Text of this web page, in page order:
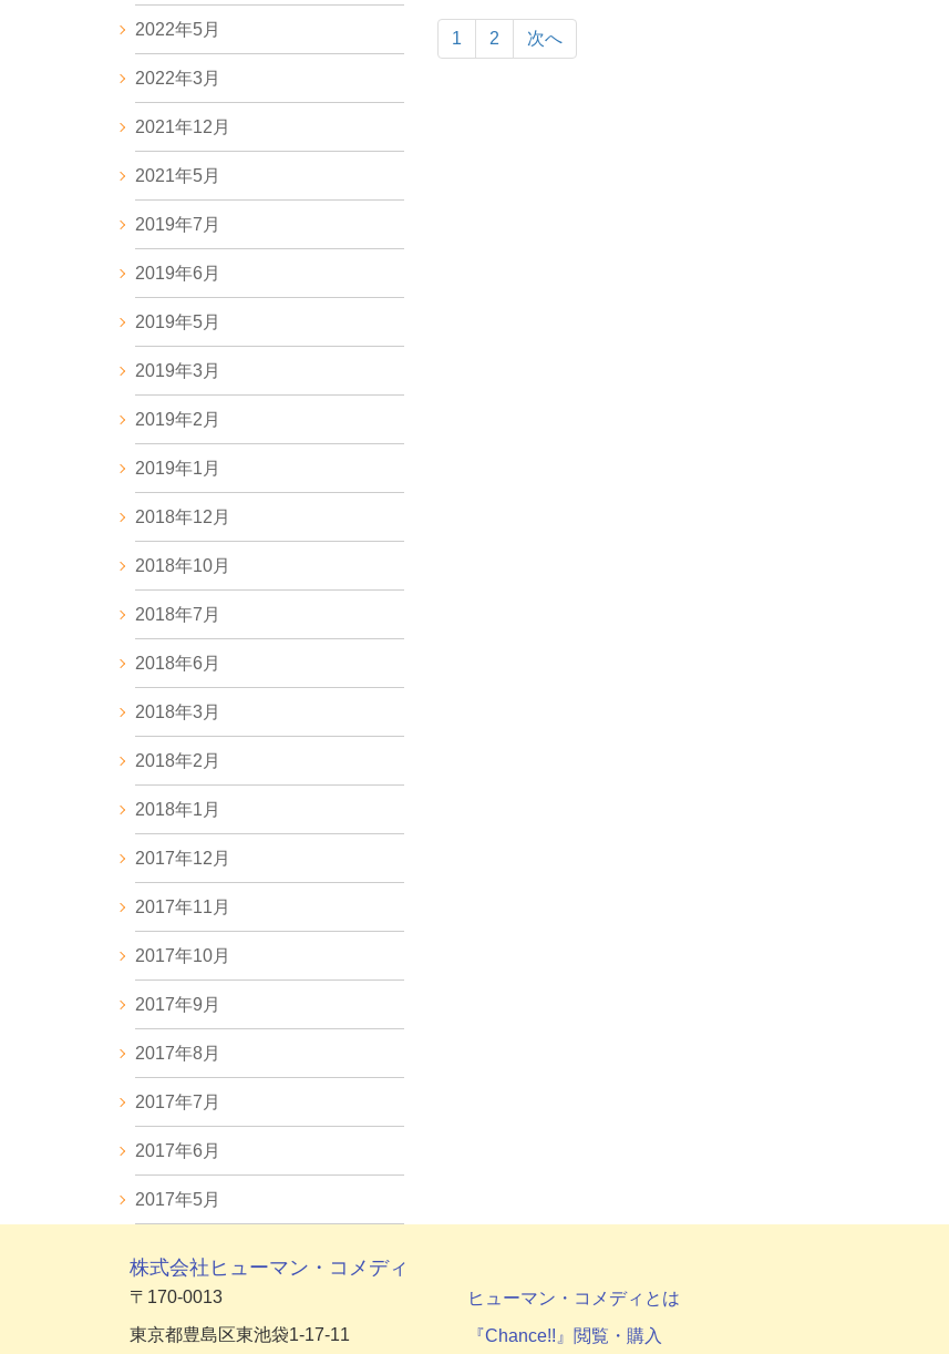
1 2 次へ
2022年5月
2022年3月
2021年12月
2021年5月
2019年7月
2019年6月
2019年5月
2019年3月
2019年2月
2019年1月
2018年12月
2018年10月
2018年7月
2018年6月
2018年3月
2018年2月
2018年1月
2017年12月
2017年11月
2017年10月
2017年9月
2017年8月
2017年7月
2017年6月
2017年5月
株式会社ヒューマン・コメディ
〒170-0013
東京都豊島区東池袋1-17-11
ヒューマン・コメディとは
『Chance!!』閲覧・購入